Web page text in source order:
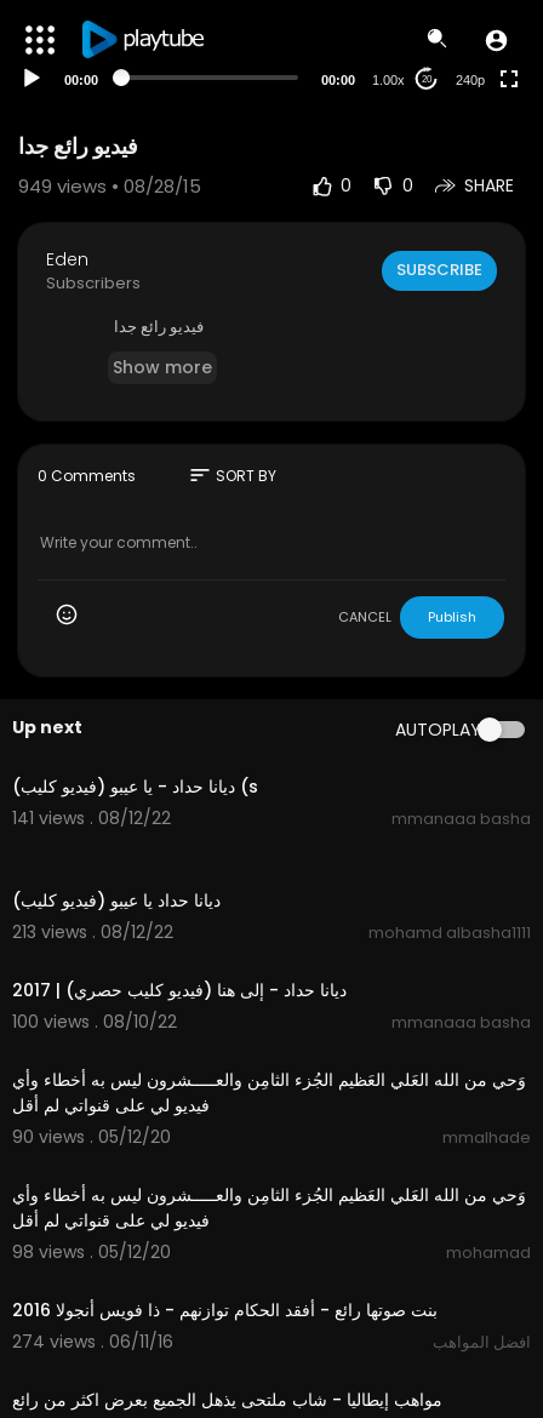
00:00 00:00 1.00x 20 240p
فيديو رائع جدا
949 views • 08/28/15 0 0 SHARE
Eden
Subscribers
SUBSCRIBE
فيديو رائع جدا
Show more
0 Comments sort SORT BY
CANCEL Publish
Up next AUTOPLAY
4:38
ديانا حداد - يا عيبو (فيديو كليب) (s
141 views . 08/12/22
mmanaaa basha
ديانا حداد يا عيبو (فيديو كليب)
213 views . 08/12/22
mohamd albasha1111
ديانا حداد - إلى هنا (فيديو كليب حصري) | 2017
100 views . 08/10/22
mmanaaa basha
وَحي من الله العَلي العَظيم الجُزء الثامِن والعـــــشرون ليس به أخطاء وأي
فيديو لي على قنواتي لم أقل
90 views . 05/12/20
mmalhade
وَحي من الله العَلي العَظيم الجُزء الثامِن والعـــــشرون ليس به أخطاء وأي
فيديو لي على قنواتي لم أقل
98 views . 05/12/20
mohamad
بنت صوتها رائع - أفقد الحكام توازنهم - ذا فويس أنجولا 2016
274 views . 06/11/16
افضل المواهب
مواهب إيطاليا - شاب ملتحى يذهل الجميع بعرض اكثر من رائع